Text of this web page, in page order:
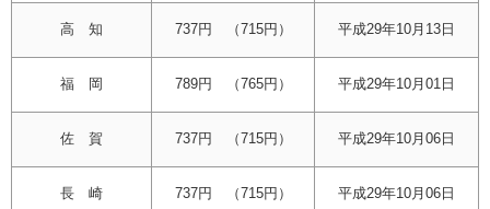
高 知 737円 （715円） 平成29年10月13日
福 岡 789円 （765円） 平成29年10月01日
佐 賀 737円 （715円） 平成29年10月06日
長 崎 737円 （715円） 平成29年10月06日